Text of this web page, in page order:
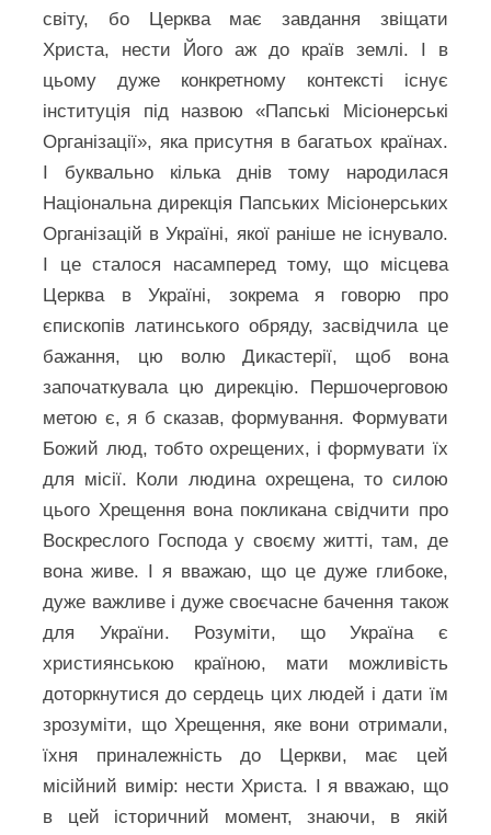
світу, бо Церква має завдання звіщати
Христа, нести Його аж до країв землі. І в
цьому дуже конкретному контексті існує
інституція під назвою «Папські Місіонерські
Організації», яка присутня в багатьох країнах.
І буквально кілька днів тому народилася
Національна дирекція Папських Місіонерських
Організацій в Україні, якої раніше не існувало.
І це сталося насамперед тому, що місцева
Церква в Україні, зокрема я говорю про
єпископів латинського обряду, засвідчила це
бажання, цю волю Дикастерії, щоб вона
започаткувала цю дирекцію. Першочерговою
метою є, я б сказав, формування. Формувати
Божий люд, тобто охрещених, і формувати їх
для місії. Коли людина охрещена, то силою
цього Хрещення вона покликана свідчити про
Воскреслого Господа у своєму житті, там, де
вона живе. І я вважаю, що це дуже глибоке,
дуже важливе і дуже своєчасне бачення також
для України. Розуміти, що Україна є
християнською країною, мати можливість
доторкнутися до сердець цих людей і дати їм
зрозуміти, що Хрещення, яке вони отримали,
їхня приналежність до Церкви, має цей
місійний вимір: нести Христа. І я вважаю, що
в цей історичний момент, знаючи, в якій